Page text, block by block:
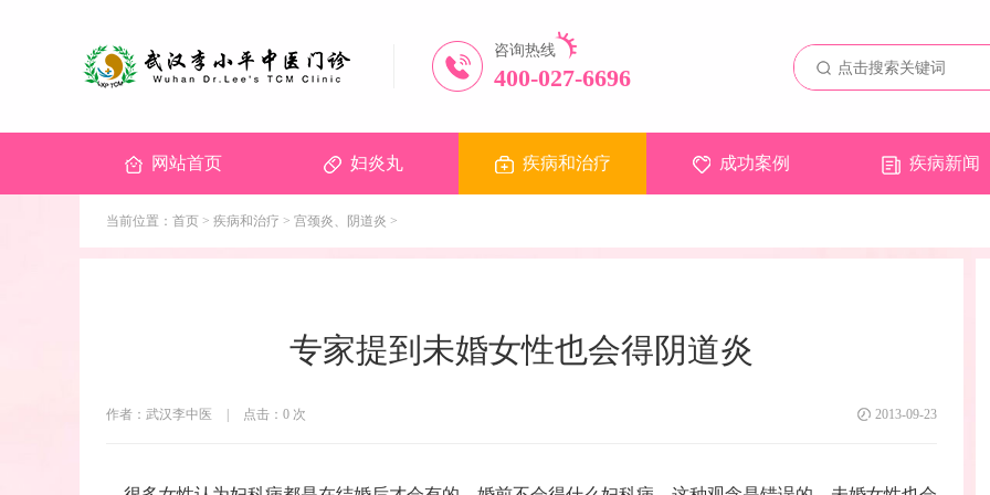
咨询热线
400-027-6696
网站首页 妇炎丸 疾病和治疗 成功案例 疾病新闻
当前位置： 首页 > 疾病和治疗 > 宫颈炎、阴道炎 >
专家提到未婚女性也会得阴道炎
作者：武汉李中医 点击： 0 次 2013-09-23